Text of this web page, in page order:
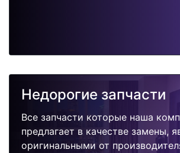
Недорогие запчасти
Все запчасти которые наша
предлагает в качестве замены,
оригинальными от